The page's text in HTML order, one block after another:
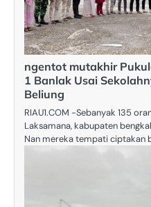
ngentot mutakhir
1 Banlak Usai
Beliung
RIAU1.COM -Sebanyak 135
Laksamana, kabupaten
Nan mereka tempati ciptakan